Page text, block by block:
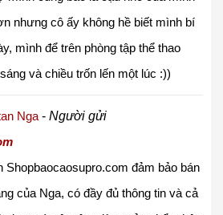
nhưng cô ấy không hề biết mình bí
mình để trên phòng tập thể thao
và chiều trốn lến một lúc :))
Nga - Người gửi
Shopbaocaosupro.com đảm bảo bán
của Nga, có đầy đủ thông tin và cả